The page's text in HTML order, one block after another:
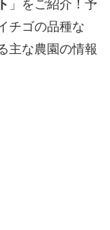
」をご紹介！予
チゴの品種な
主な農園の情報